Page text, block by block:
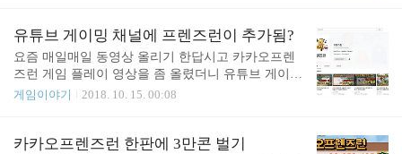
유튜브 게이밍 채널에 프렌즈런이 추가됨?
요즘 매일매일 동영상 올리기 한답시고 카카오프렌
즈런 게임 플레이 영상을 좀 올렸더니 유튜브 게이밍
채널에 프렌즈런이 추가 되었다. 그런데 ABOUT 정
게임이야기 2018. 10. 15. 00:08
카카오프렌즈런 한판에 3만콘 벌기